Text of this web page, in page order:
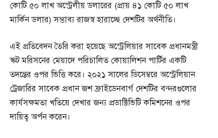
কোটি ৫০ লাখ অস্ট্রেলীয় ডলারের (প্রায় ৪১ কোটি ৫০ লাখ
মার্কিন ডলার) সম্ভাব্য রাজস্ব হারাচ্ছে দেশটির অর্থনীতি।
এই প্রতিবেদন তৈরি করা হয়েছে অস্ট্রেলিয়ার সাবেক প্রধানমন্ত্রী
স্কট মরিসনের মেয়াদে পরিচালিত কোয়ালিশন পার্টির একটি
তদন্তের ওপর ভিত্তি করে। ২০২১ সালের ডিসেম্বরে অস্ট্রেলিয়ান
ট্রেজারির সাবেক প্রধান জশ ফ্রাইডেনবার্গ দেশটির বন্দরগুলোর
কার্যসক্ষমতা খতিয়ে দেখার জন্য প্রডাক্টিভিটি কমিশনের ওপর
দায়িত্ব অর্পন করেন।